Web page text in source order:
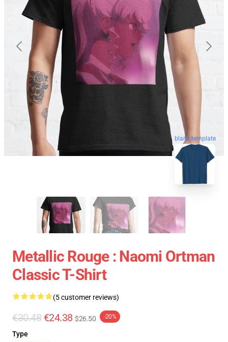
blank template
Metallic Rouge : Naomi Ortman
Classic T-Shirt
(5 customer reviews)
€30.48 €24.38 $26.50 -20%
Type